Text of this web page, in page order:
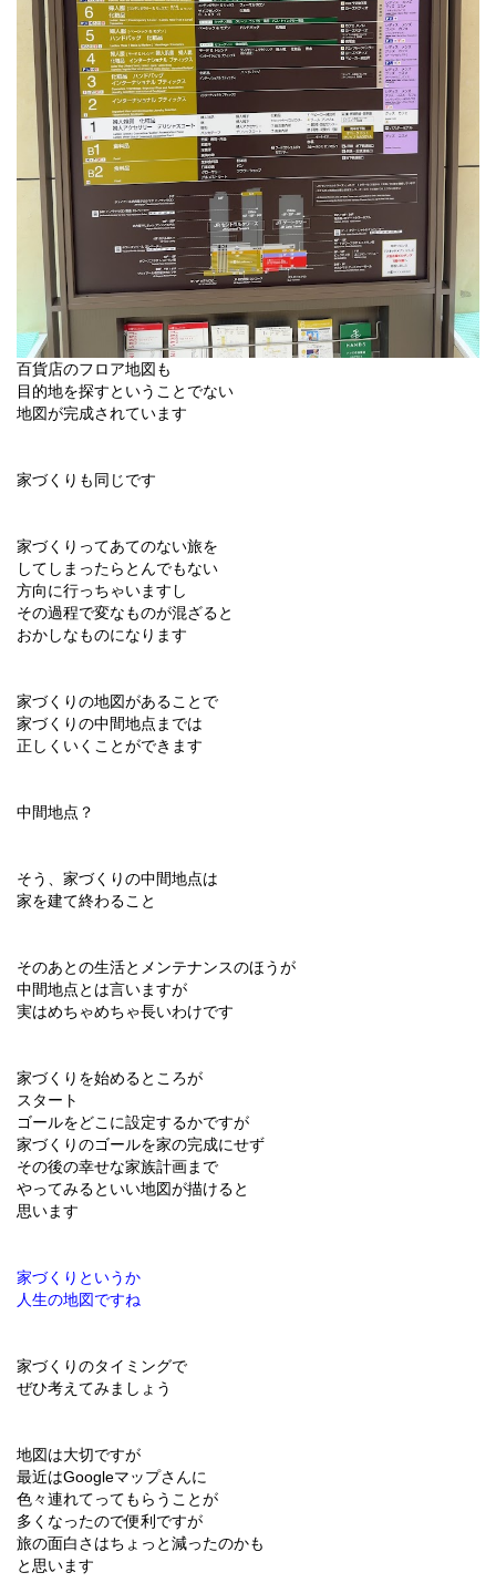
百貨店のフロア地図も
目的地を探すということでない
地図が完成されています
家づくりも同じです
家づくりってあてのない旅を
してしまったらとんでもない
方向に行っちゃいますし
その過程で変なものが混ざると
おかしなものになります
家づくりの地図があることで
家づくりの中間地点までは
正しくいくことができます
中間地点？
そう、家づくりの中間地点は
家を建て終わること
そのあとの生活とメンテナンスのほうが
中間地点とは言いますが
実はめちゃめちゃ長いわけです
家づくりを始めるところが
スタート
ゴールをどこに設定するかですが
家づくりのゴールを家の完成にせず
その後の幸せな家族計画まで
やってみるといい地図が描けると
思います
家づくりというか
人生の地図ですね
家づくりのタイミングで
ぜひ考えてみましょう
地図は大切ですが
最近はGoogleマップさんに
色々連れてってもらうことが
多くなったので便利ですが
旅の面白さはちょっと減ったのかも
と思います